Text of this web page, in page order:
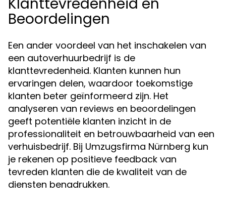
Beoordelingen
Een ander voordeel van het inschakelen van
een autoverhuurbedrijf is de
klanttevredenheid. Klanten kunnen hun
ervaringen delen, waardoor toekomstige
klanten beter geïnformeerd zijn. Het
analyseren van reviews en beoordelingen
geeft potentiële klanten inzicht in de
professionaliteit en betrouwbaarheid van een
verhuisbedrijf. Bij Umzugsfirma Nürnberg kun
je rekenen op positieve feedback van
tevreden klanten die de kwaliteit van de
diensten benadrukken.